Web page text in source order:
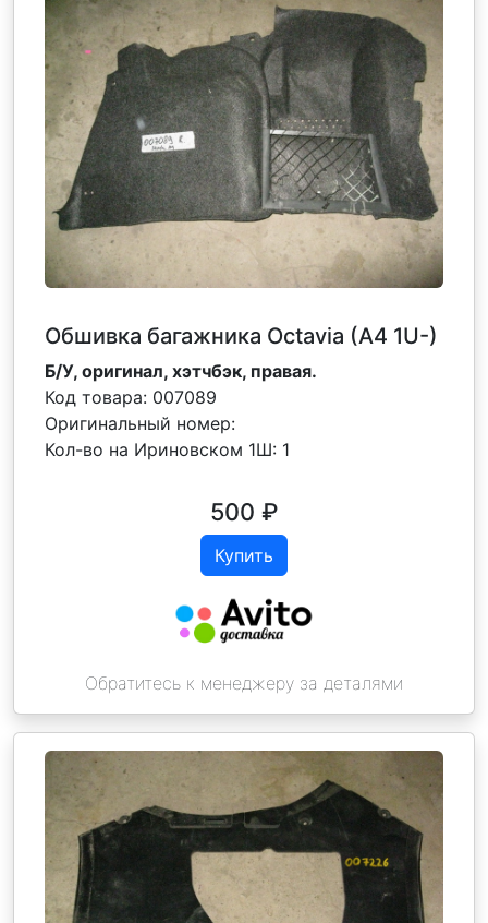
Обшивка багажника Octavia (A4 1U-)
Б/У, оригинал, хэтчбэк, правая.
Код товара: 007089
Оригинальный номер:
Кол-во на Ириновском 1Ш: 1
500 ₽
Купить
Обратитесь к менеджеру за деталями